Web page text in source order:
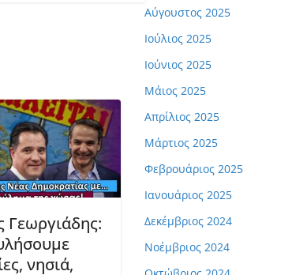
Γεωργιάδης:
νησιά,
Αύγουστος 2025
Ιούλιος 2025
Ιούνιος 2025
Μάιος 2025
Απρίλιος 2025
Μάρτιος 2025
Φεβρουάριος 2025
Ιανουάριος 2025
Δεκέμβριος 2024
Νοέμβριος 2024